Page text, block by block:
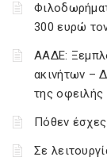
300 ευρώ
ΑΑΔΕ:
ακινήτων –
της οφειλής
Πόθεν
Σε